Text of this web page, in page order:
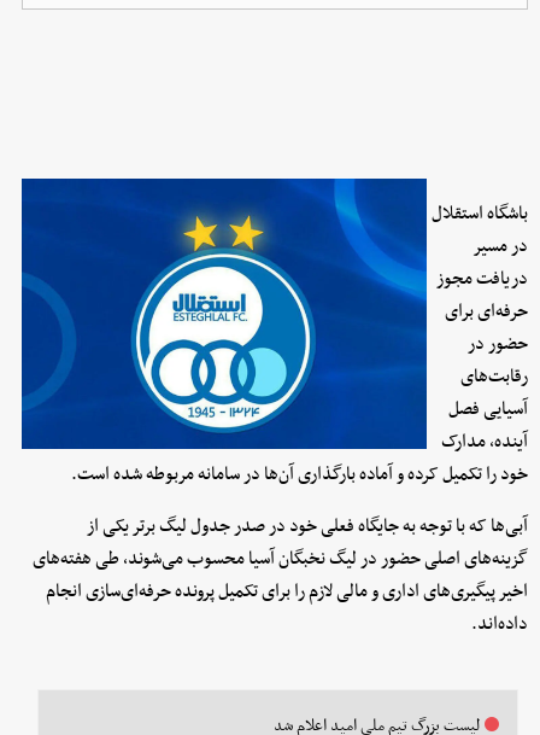
باشگاه استقلال
در مسیر
دریافت مجوز
حرفه‌ای برای
حضور در
رقابت‌های
آسیایی فصل
آینده، مدارک
خود را تکمیل کرده و آماده بارگذاری آن‌ها در سامانه مربوطه شده است.
آبی‌ها که با توجه به جایگاه فعلی خود در صدر جدول لیگ برتر یکی از
گزینه‌های اصلی حضور در لیگ نخبگان آسیا محسوب می‌شوند، طی هفته‌های
اخیر پیگیری‌های اداری و مالی لازم را برای تکمیل پرونده حرفه‌ای‌سازی انجام
داده‌اند.
لیست بزرگ تیم ملی امید اعلام شد